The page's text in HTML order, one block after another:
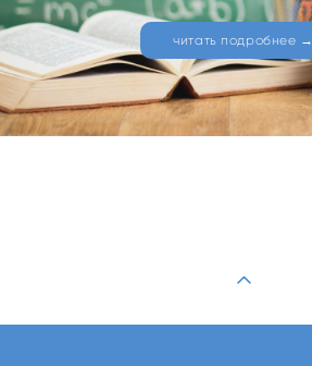
читать подробнее →